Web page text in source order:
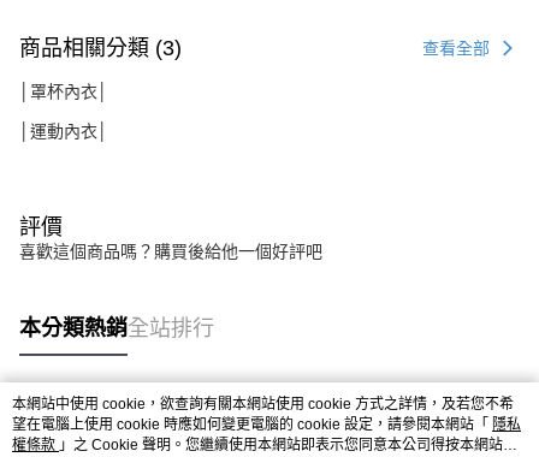
商品相關分類 (3) 查看全部
│罩杯內衣│
│運動內衣│
評價
喜歡這個商品嗎？購買後給他一個好評吧
本分類熱銷全站排行
熱門標籤
本網站中使用 cookie，欲查詢有關本網站使用 cookie 方式之詳情，及若您不希
望在電腦上使用 cookie 時應如何變更電腦的 cookie 設定，請參閱本網站「 隱私
權條款 」之 Cookie 聲明。您繼續使用本網站即表示您同意本公司得按本網站使